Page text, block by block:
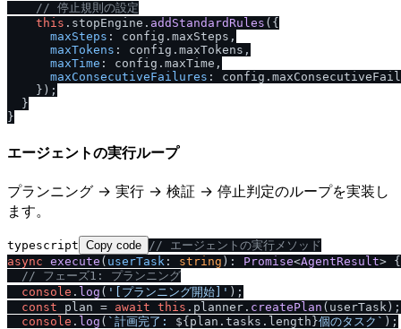
// 停止規則の設定
this . stopEngine . addStandardRules ({
maxSteps : config. maxSteps ,
maxTokens : config. maxTokens ,
maxTime : config. maxTime ,
maxConsecutiveFailures : config.
    });
  }
エージェントの実行ループ
プランニング → 実行 → 検証 → 停止判定のループを実装し
ます。
typescript Copy code / / エージェントの実行メソッド
async execute ( userTask : string ): Promise<AgentResult> {
/ / フェーズ1: プランニング
console . log ( '[プランニング開始]' );
const plan = await this . planner . createPlan (userTask);
console . log ( `計画完了: ${plan.tasks.length}個のタスク` );